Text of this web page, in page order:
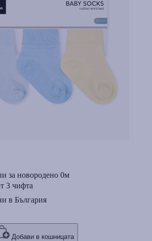
за новородено 0м
3 чифта
в България
Добави в кошницата